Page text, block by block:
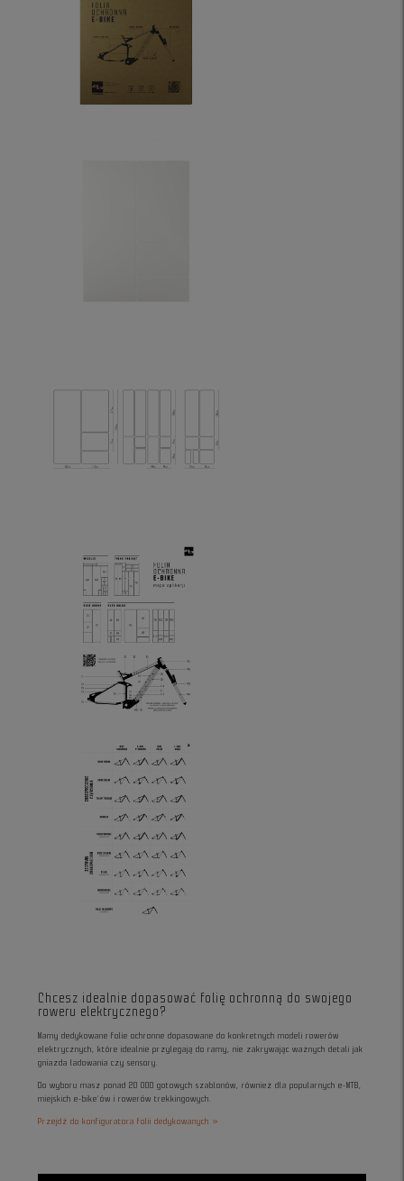
Chcesz idealnie dopasować folię ochronną do swojego
roweru elektrycznego?
Mamy dedykowane folie ochronne dopasowane do konkretnych modeli rowerów
elektrycznych, które idealnie przylegają do ramy, nie zakrywając ważnych detali jak
gniazda ładowania czy sensory.
Do wyboru masz ponad 20 000 gotowych szablonów, również dla popularnych e-MTB,
miejskich e-bike’ów i rowerów trekkingowych.
Przejdź do konfiguratora folii dedykowanych »